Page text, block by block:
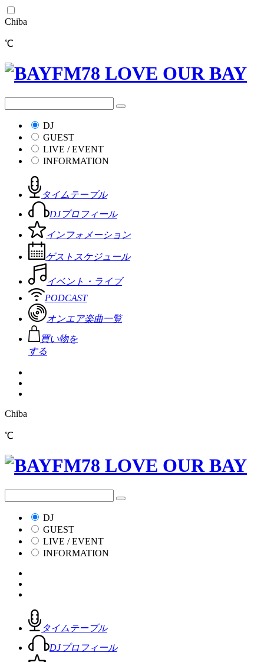
Chiba
℃
DJ
GUEST
LIVE / EVENT
INFORMATION
タイムテーブル
DJプロフィール
インフォメーション
ゲストスケジュール
イベント・ライブ
PODCAST
オンエア楽曲一覧
買い物を
する
Chiba
℃
DJ
GUEST
LIVE / EVENT
INFORMATION
タイムテーブル
DJプロフィール